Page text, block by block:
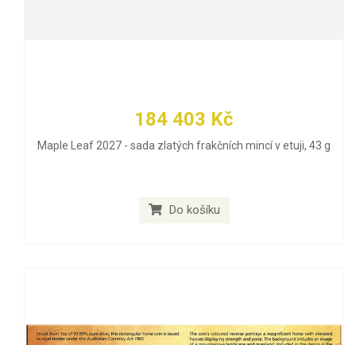
184 403 Kč
Maple Leaf 2027 - sada zlatých frakčních mincí v etuji, 43 g
Do košíku